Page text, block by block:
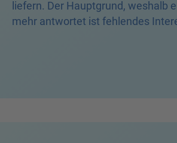
liefern. Der Hauptgrund, weshalb
mehr antwortet ist fehlendes